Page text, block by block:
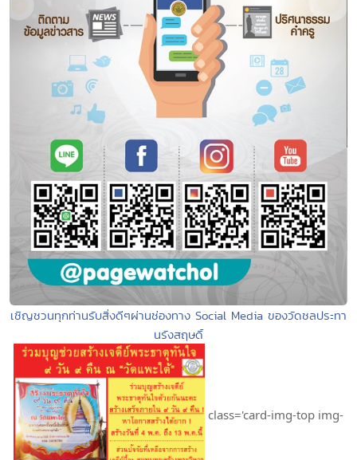
เชิญชวนทุกท่านรับสิ่งดีๆผ่านช่องทาง Social Media ของวัดชลประทา
นรังสฤษดิ์
class='card-img-top img-